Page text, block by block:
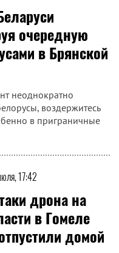
очередную
в Брянской
неоднократно
воздержитесь
в приграничные
17:42
дрона на
в Гомеле
домой